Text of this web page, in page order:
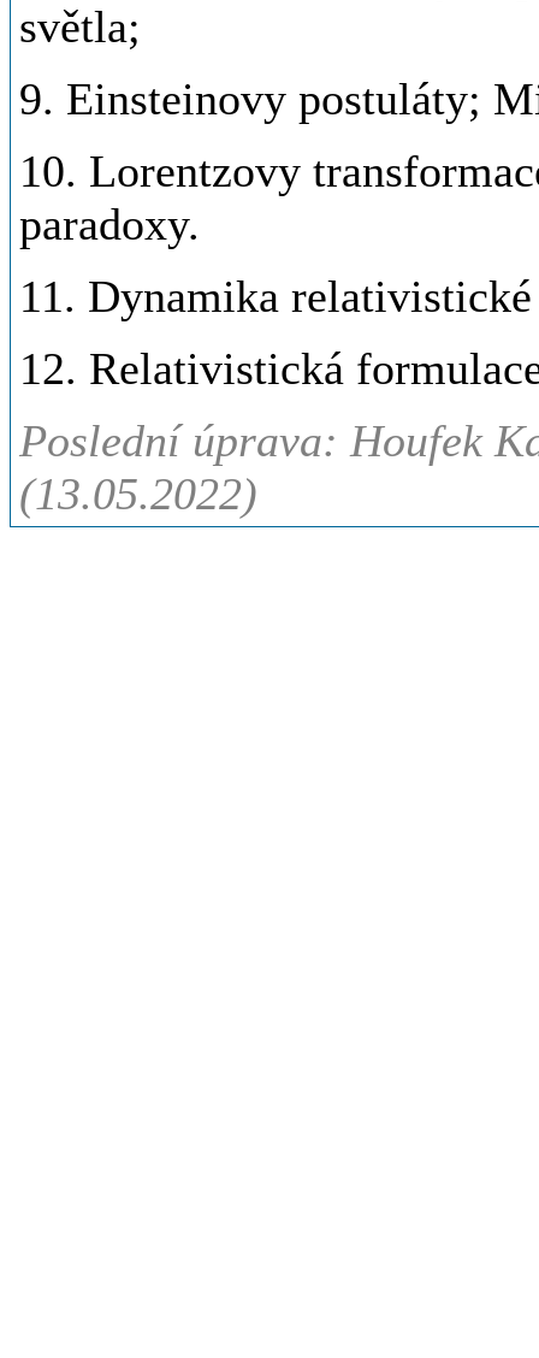
světla;
9. Einsteinovy postuláty;
10. Lorentzovy
paradoxy.
11. Dynamika
12. Relativistická
Poslední úprava: Houfek
(13.05.2022)